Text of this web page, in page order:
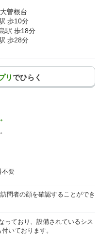
曽根台
歩10分
駅 歩18分
歩28分
リでひらく
不要
問者の顔を確認することができ
っており、設備されているシス
いております。